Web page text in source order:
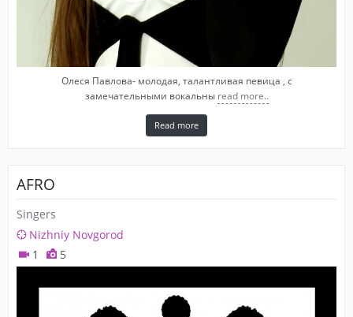
Олеся Павлова- молодая, талантливая певица , с
замечательными вокальны read more..
Read more
AFRO
Singers
Nizhniy Novgorod
1
5